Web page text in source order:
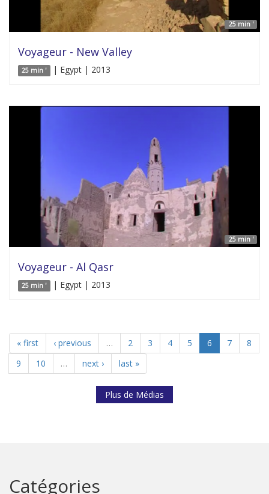
25 min '
Voyageur - New Valley
25 min ' | Egypt | 2013
25 min '
Voyageur - Al Qasr
25 min ' | Egypt | 2013
« first ‹ previous … 2 3 4 5 6 7
8
9
10 … next › last »
Plus de Médias
Catégories